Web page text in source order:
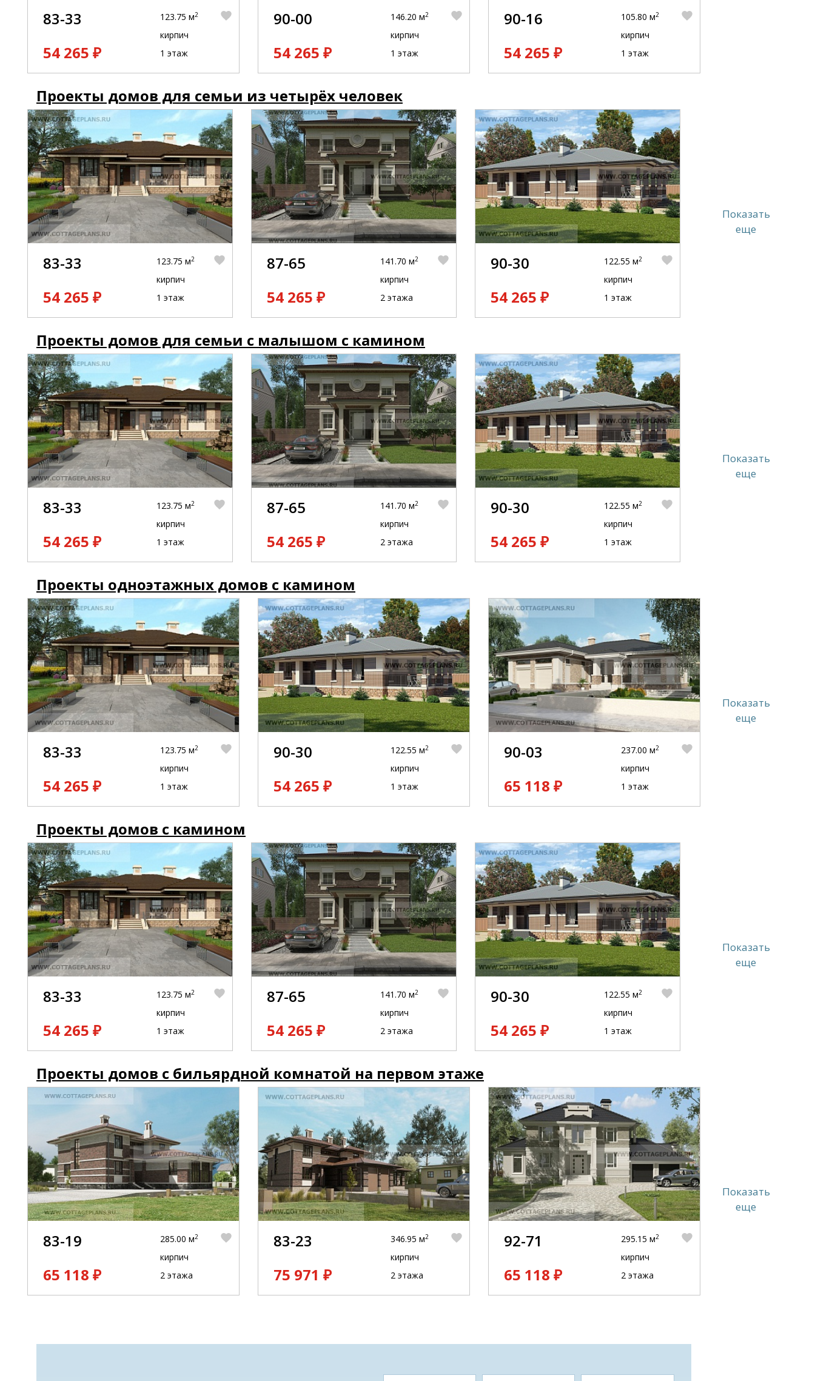
83-33
54 265 ₽
123.75 м2
кирпич
1 этаж
90-00
54 265 ₽
146.20 м2
кирпич
1 этаж
90-16
54 265 ₽
105.80 м2
кирпич
1 этаж
Проекты домов для семьи из четырёх человек
83-33
54 265 ₽
123.75 м2
кирпич
1 этаж
87-65
54 265 ₽
141.70 м2
кирпич
2 этажа
90-30
54 265 ₽
122.55 м2
кирпич
1 этаж
Показать
еще
Проекты домов для семьи с малышом с камином
83-33
54 265 ₽
123.75 м2
кирпич
1 этаж
87-65
54 265 ₽
141.70 м2
кирпич
2 этажа
90-30
54 265 ₽
122.55 м2
кирпич
1 этаж
Показать
еще
Проекты одноэтажных домов с камином
83-33
54 265 ₽
123.75 м2
кирпич
1 этаж
90-30
54 265 ₽
122.55 м2
кирпич
1 этаж
90-03
65 118 ₽
237.00 м2
кирпич
1 этаж
Показать
еще
Проекты домов с камином
83-33
54 265 ₽
123.75 м2
кирпич
1 этаж
87-65
54 265 ₽
141.70 м2
кирпич
2 этажа
90-30
54 265 ₽
122.55 м2
кирпич
1 этаж
Показать
еще
Проекты домов с бильярдной комнатой на первом этаже
83-19
65 118 ₽
285.00 м2
кирпич
2 этажа
83-23
75 971 ₽
346.95 м2
кирпич
2 этажа
92-71
65 118 ₽
295.15 м2
кирпич
2 этажа
Показать
еще